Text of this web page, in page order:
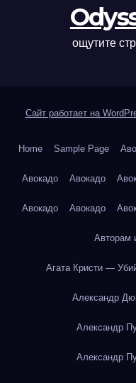
ощутите
Сайт работает на
Home Sample Page
Авокадо Авокадо
Авокадо Авокадо
Авторам
Агата Кристи —
Александр
Александр
Александр